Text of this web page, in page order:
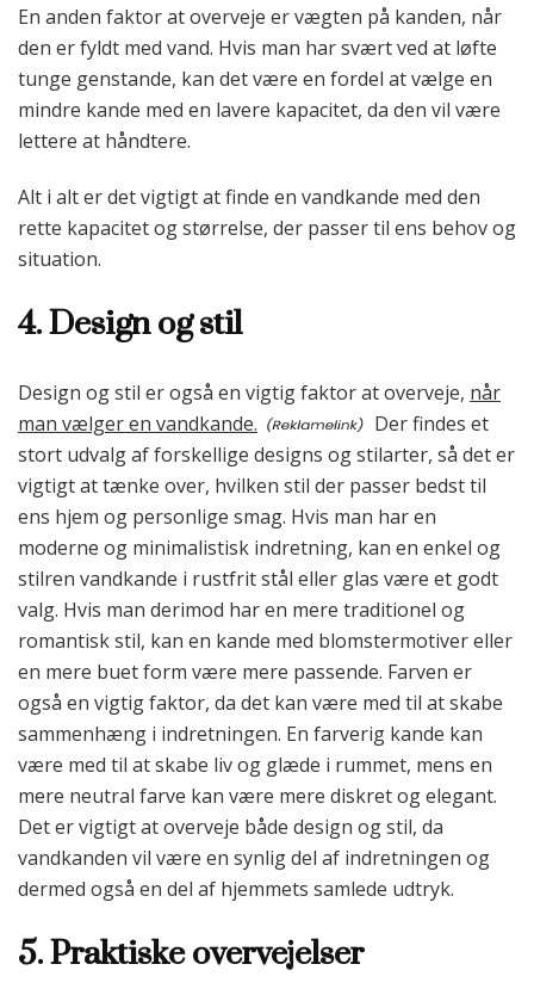
En anden faktor at overveje er vægten på kanden, når
den er fyldt med vand. Hvis man har svært ved at løfte
tunge genstande, kan det være en fordel at vælge en
mindre kande med en lavere kapacitet, da den vil være
lettere at håndtere.
Alt i alt er det vigtigt at finde en vandkande med den
rette kapacitet og størrelse, der passer til ens behov og
situation.
4. Design og stil
Design og stil er også en vigtig faktor at overveje, når
man vælger en vandkande.
Der findes et
stort udvalg af forskellige designs og stilarter, så det er
vigtigt at tænke over, hvilken stil der passer bedst til
ens hjem og personlige smag. Hvis man har en
moderne og minimalistisk indretning, kan en enkel og
stilren vandkande i rustfrit stål eller glas være et godt
valg. Hvis man derimod har en mere traditionel og
romantisk stil, kan en kande med blomstermotiver eller
en mere buet form være mere passende. Farven er
også en vigtig faktor, da det kan være med til at skabe
sammenhæng i indretningen. En farverig kande kan
være med til at skabe liv og glæde i rummet, mens en
mere neutral farve kan være mere diskret og elegant.
Det er vigtigt at overveje både design og stil, da
vandkanden vil være en synlig del af indretningen og
dermed også en del af hjemmets samlede udtryk.
5. Praktiske overvejelser